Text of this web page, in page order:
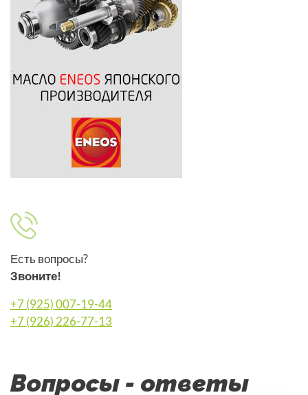
Есть вопросы?
Звоните!
+7 (925) 007-19-44
+7 (926) 226-77-13
Вопросы - ответы